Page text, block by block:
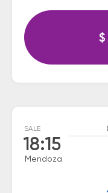
$
SALE
18:15
Mendoza